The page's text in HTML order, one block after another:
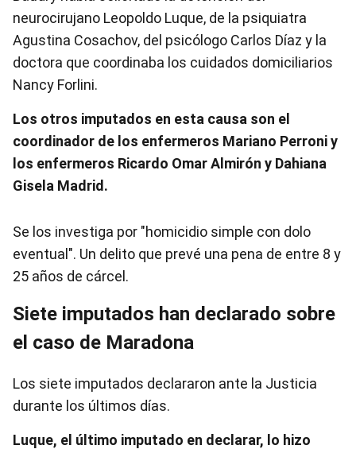
neurocirujano Leopoldo Luque, de la psiquiatra
Agustina Cosachov, del psicólogo Carlos Díaz y la
doctora que coordinaba los cuidados domiciliarios
Nancy Forlini.
Los otros imputados en esta causa son el
coordinador de los enfermeros Mariano Perroni y
los enfermeros Ricardo Omar Almirón y Dahiana
Gisela Madrid.
Se los investiga por "homicidio simple con dolo
eventual". Un delito que prevé una pena de entre 8 y
25 años de cárcel.
Siete imputados han declarado sobre
el caso de Maradona
Los siete imputados declararon ante la Justicia
durante los últimos días.
Luque, el último imputado en declarar, lo hizo